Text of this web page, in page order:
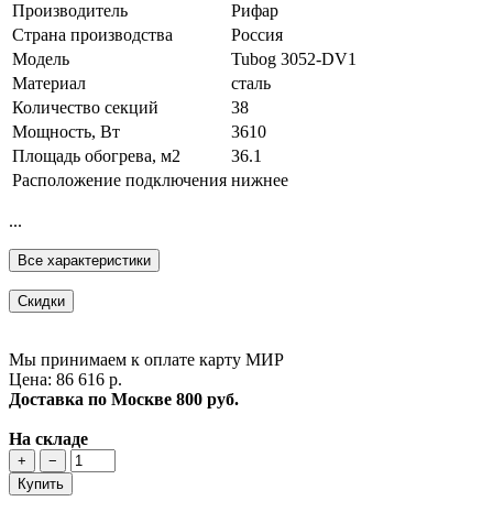
Производитель
Рифар
Страна производства
Россия
Модель
Tubog 3052-DV1
Материал
сталь
Количество секций
38
Мощность, Вт
3610
Площадь обогрева, м2
36.1
Расположение подключения нижнее
...
Все характеристики
Скидки
Мы принимаем к оплате карту МИР
Цена: 86 616 р.
Доставка по Москве 800 руб.
На складе
+
−
Купить